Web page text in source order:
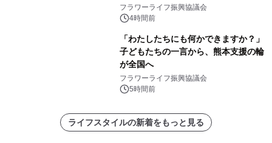
フラワーライフ振興協議会
4時間前
「わたしたちにも何かできますか？」
子どもたちの一言から、熊本支援の輪
が全国へ
フラワーライフ振興協議会
5時間前
ライフスタイルの新着をもっと見る